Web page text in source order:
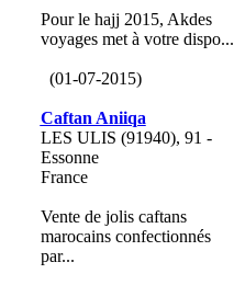
Pour le hajj 2015, Akdes
voyages met à votre dispo...
(01-07-2015)
Caftan Aniiqa
LES ULIS (91940), 91 -
Essonne
France
Vente de jolis caftans
marocains confectionnés
par...